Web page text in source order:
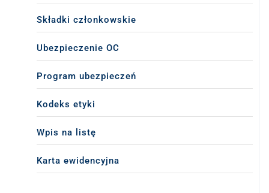
Składki członkowskie
Ubezpieczenie OC
Program ubezpieczeń
Kodeks etyki
Wpis na listę
Karta ewidencyjna